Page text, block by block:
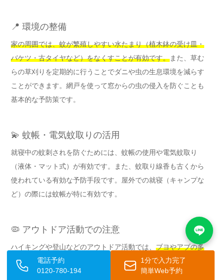
📍 環境の整備
家の周囲では、蚊が繁殖しやすい水たまり（植木鉢の受け皿・
バケツ・古タイヤなど）をなくすことが有効です。また、草む
らの草刈りを定期的に行うことでダニや虫の生息環境を減らす
ことができます。網戸を使って窓からの虫の侵入を防ぐことも
基本的な予防策です。
💫 蚊帳・電気蚊取りの活用
就寝中の蚊刺されを防ぐためには、蚊帳の使用や電気蚊取り
（液体・マット式）が有効です。また、蚊取り線香も古くから
使われている有効な予防手段です。屋外での就寝（キャンプな
ど）の際には蚊帳が特に有効です。
🦠 アウトドア活動での注意
ハイキングや登山などのアウトドア活動では、 ブヨやアブの多
い時間帯（早朝・夕方）を避けたり、川辺など虫の多い場所で
は特に虫除け対策を強化するなどの工夫が重要です。また、山
電話予約
0120-780-194
1分で入力完了
簡単Web予約